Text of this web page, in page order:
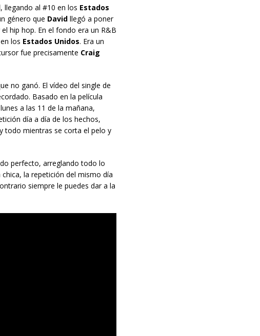
, llegando al #10 en los Estados
género que Davidllegó a poner
hip hop. En el fondo era un R&B
los Estados Unidos. Era un
fue precisamente Craig
no ganó. El vídeo del single de
Basado en la película
a las 11 de la mañana,
día a día de los hechos,
todo mientras se corta el pelo y
perfecto, arreglando todo lo
la repetición del mismo día
siempre le puedes dar a la